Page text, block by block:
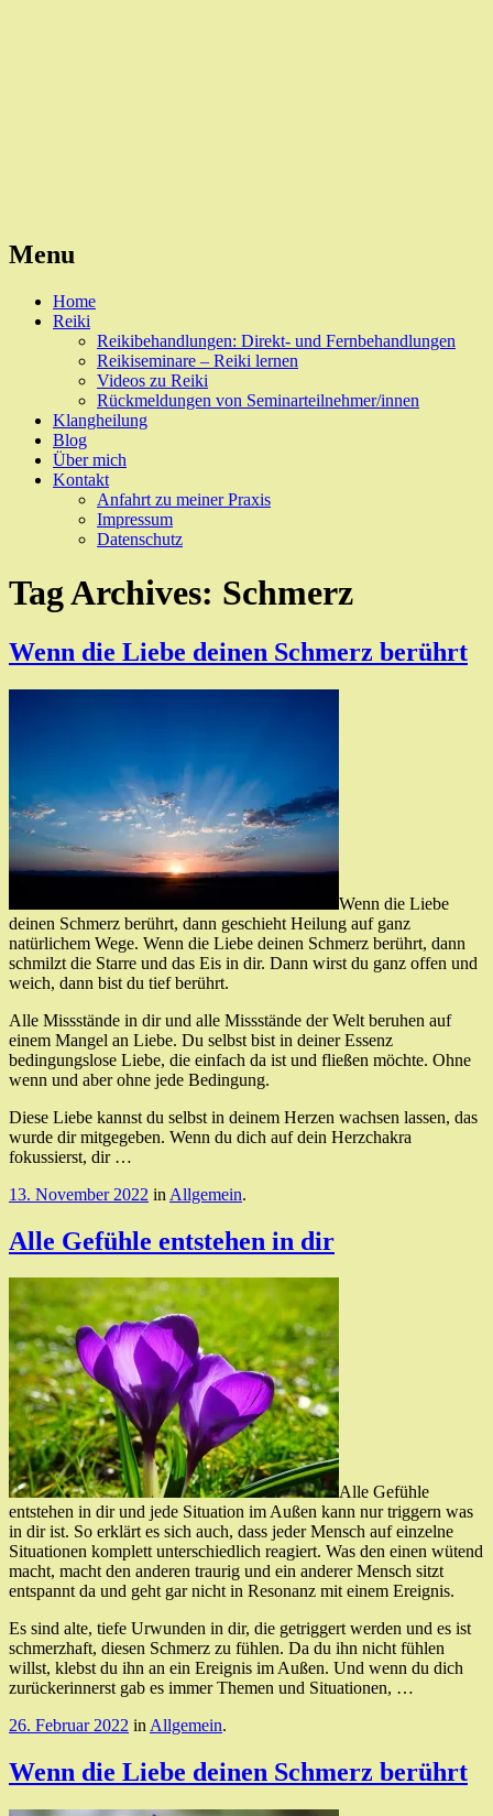
Menu
Skip
Home
Reiki
Reikibehandlungen: Direkt- und Fernbehandlungen
Reikiseminare – Reiki lernen
Videos zu Reiki
Rückmeldungen von Seminarteilnehmer/innen
Klangheilung
Blog
Über mich
Kontakt
Anfahrt zu meiner Praxis
Impressum
Datenschutz
Tag Archives: Schmerz
Wenn die Liebe deinen Schmerz berührt
Wenn die Liebe
deinen Schmerz berührt, dann geschieht Heilung auf ganz
natürlichem Wege. Wenn die Liebe deinen Schmerz berührt, dann
schmilzt die Starre und das Eis in dir. Dann wirst du ganz offen und
weich, dann bist du tief berührt.
Alle Missstände in dir und alle Missstände der Welt beruhen auf
einem Mangel an Liebe. Du selbst bist in deiner Essenz
bedingungslose Liebe, die einfach da ist und fließen möchte. Ohne
wenn und aber ohne jede Bedingung.
Diese Liebe kannst du selbst in deinem Herzen wachsen lassen, das
wurde dir mitgegeben. Wenn du dich auf dein Herzchakra
fokussierst, dir …
13. November 2022 in Allgemein.
Alle Gefühle entstehen in dir
Alle Gefühle
entstehen in dir und jede Situation im Außen kann nur triggern was
in dir ist. So erklärt es sich auch, dass jeder Mensch auf einzelne
Situationen komplett unterschiedlich reagiert. Was den einen wütend
macht, macht den anderen traurig und ein anderer Mensch sitzt
entspannt da und geht gar nicht in Resonanz mit einem Ereignis.
Es sind alte, tiefe Urwunden in dir, die getriggert werden und es ist
schmerzhaft, diesen Schmerz zu fühlen. Da du ihn nicht fühlen
willst, klebst du ihn an ein Ereignis im Außen. Und wenn du dich
zurückerinnerst gab es immer Themen und Situationen, …
26. Februar 2022 inAllgemein.
Wenn die Liebe deinen Schmerz berührt